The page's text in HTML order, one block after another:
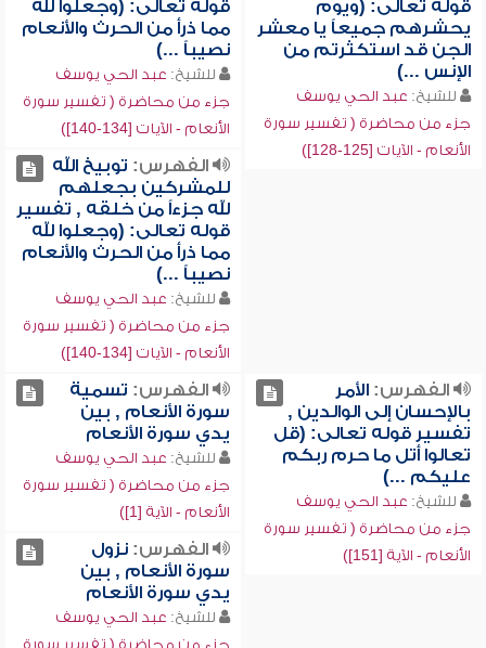
قوله تعالى: (ويوم
يحشرهم جميعاً يا معشر
الجن قد استكثرتم من
الإنس ...)
للشيخ: عبد الحي يوسف
جزء من محاضرة ( تفسير سورة
الأنعام - الآيات [125-128])
قوله تعالى: (وجعلوا لله
مما ذرأ من الحرث والأنعام
نصيباً ...)
للشيخ: عبد الحي يوسف
جزء من محاضرة ( تفسير سورة
الأنعام - الآيات [134-140])
الفهرس: توبيخ الله
للمشركين بجعلهم
لله جزءاً من خلقه , تفسير
قوله تعالى: (وجعلوا لله
مما ذرأ من الحرث والأنعام
نصيباً ...)
للشيخ: عبد الحي يوسف
جزء من محاضرة ( تفسير سورة
الأنعام - الآيات [134-140])
الفهرس:الأمر
بالإحسان إلى الوالدين ,
تفسير قوله تعالى: (قل
تعالوا أتل ما حرم ربكم
عليكم ...)
للشيخ: عبد الحي يوسف
جزء من محاضرة ( تفسير سورة
الأنعام - الآية [151])
الفهرس: تسمية
سورة الأنعام , بين
يدي سورة الأنعام
للشيخ: عبد الحي يوسف
جزء من محاضرة ( تفسير سورة
الأنعام - الآية [1])
الفهرس:نزول
سورة الأنعام , بين
يدي سورة الأنعام
للشيخ: عبد الحي يوسف
جزء من محاضرة ( تفسير سورة